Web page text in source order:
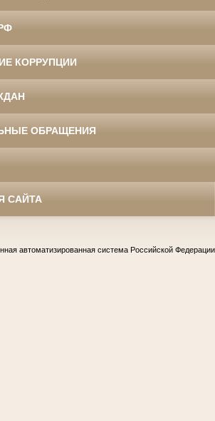
КОРРУПЦИИ
ОБРАЩЕНИЯ
САЙТА
автоматизированная система Российской